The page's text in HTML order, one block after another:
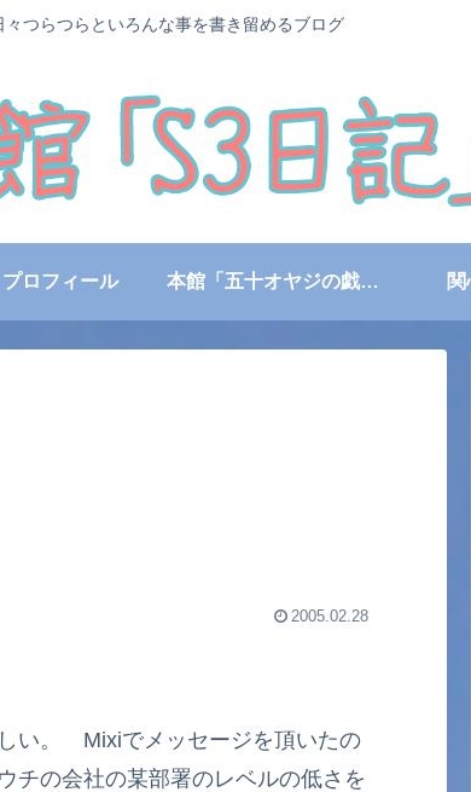
々つらつらといろんな事を書き留めるブログ
プロフィール 本館「五十オヤジの戯言日記」 関
2005.02.28
い。 Mixiでメッセージを頂いたの
の会社の某部署のレベルの低さを